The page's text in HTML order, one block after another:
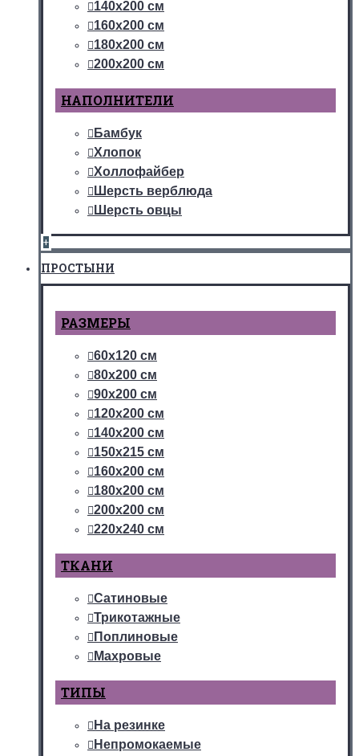
140х200 см
160х200 см
180х200 см
200х200 см
НАПОЛНИТЕЛИ
Бамбук
Хлопок
Холлофайбер
Шерсть верблюда
Шерсть овцы
+
ПРОСТЫНИ
РАЗМЕРЫ
60х120 см
80х200 см
90х200 см
120х200 см
140х200 см
150х215 см
160х200 см
180х200 см
200х200 см
220х240 см
ТКАНИ
Сатиновые
Трикотажные
Поплиновые
Махровые
ТИПЫ
На резинке
Непромокаемые